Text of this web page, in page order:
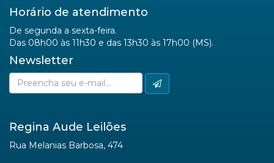
Horário de atendimento
De segunda a sexta-feira.
Das 08h00 às 11h30 e das 13h30 às 17h00 (MS).
Newsletter
Regina Aude Leilões
Rua Melanias Barbosa, 474